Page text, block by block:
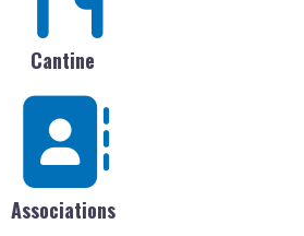
Cantine
Associations